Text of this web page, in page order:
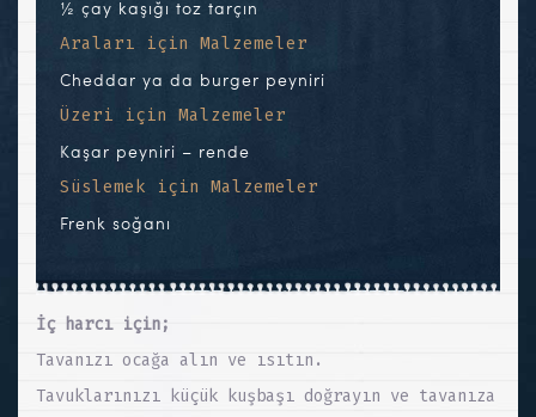
½ çay kaşığı toz tarçın
Araları için Malzemeler
Cheddar ya da burger peyniri
Üzeri için Malzemeler
Kaşar peyniri – rende
Süslemek için Malzemeler
Frenk soğanı
İç harcı için;
Tavanızı ocağa alın ve ısıtın.
Tavuklarınızı küçük kuşbaşı doğrayın ve tavanıza